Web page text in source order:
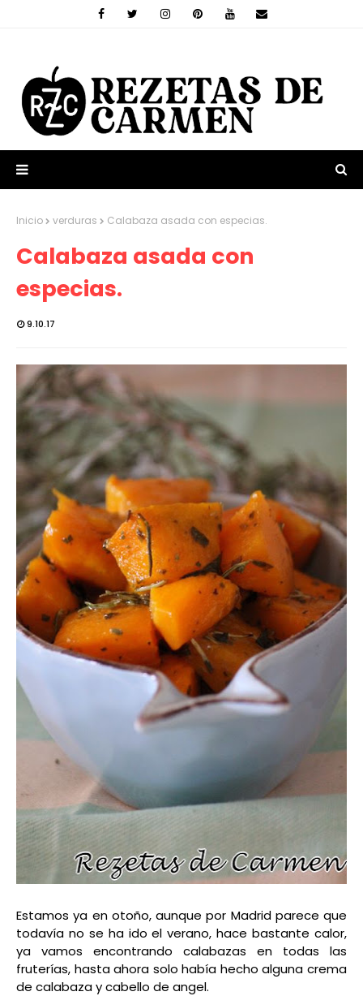
Inicio verduras Calabaza asada con especias.
Calabaza asada con
especias.
9.10.17
Estamos ya en otoño, aunque por Madrid parece que
todavía no se ha ido el verano, hace bastante calor,
ya vamos encontrando calabazas en todas las
fruterías, hasta ahora solo había hecho alguna crema
de calabaza y cabello de angel.